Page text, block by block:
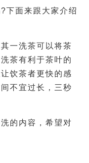
面来跟大家介绍
一洗茶可以将茶
茶有利于茶叶的
饮茶者更快的感
不宜过长，三秒
的内容，希望对